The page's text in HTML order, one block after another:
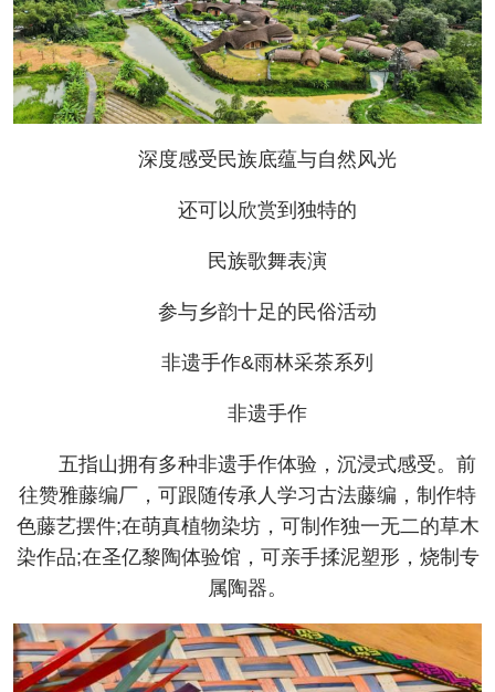
深度感受民族底蕴与自然风光
还可以欣赏到独特的
民族歌舞表演
参与乡韵十足的民俗活动
非遗手作&雨林采茶系列
非遗手作
五指山拥有多种非遗手作体验，沉浸式感受。前
往赞雅藤编厂，可跟随传承人学习古法藤编，制作特
色藤艺摆件;在萌真植物染坊，可制作独一无二的草木
染作品;在圣亿黎陶体验馆，可亲手揉泥塑形，烧制专
属陶器。